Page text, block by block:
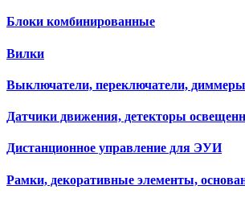
Блоки комбинированные
Вилки
Выключатели, переключатели, диммеры
Датчики движения, детекторы
Дистанционное управление для ЭУИ
Рамки, декоративные элементы,